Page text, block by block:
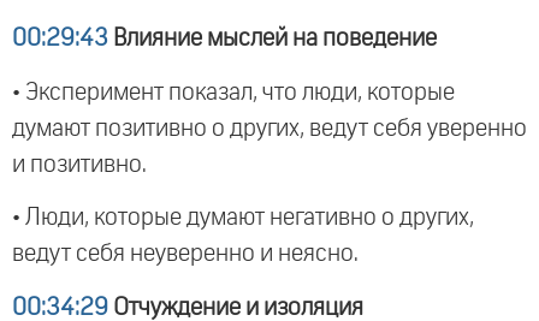
00:29:43 Влияние мыслей на поведение
• Эксперимент показал, что люди, которые
думают позитивно о других, ведут себя уверенно
и позитивно.
• Люди, которые думают негативно о других,
ведут себя неуверенно и неясно.
00:34:29 Отчуждение и изоляция